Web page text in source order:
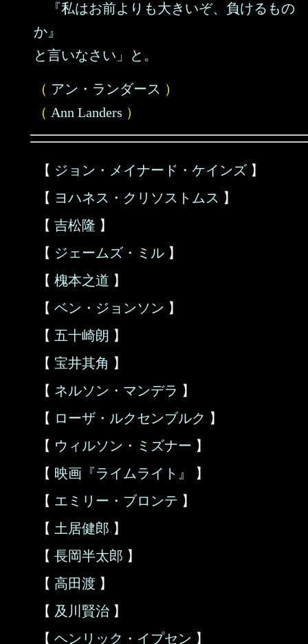
『私はお前よりも大きいぞ、負けるもの
か』
と言いなさい」と。
（ アン・ランダース ）
（ Ann Landers ）
【 ジョン・メイナード・ケインズ 】
【 ヨハネス・クリソストムス 】
【 吉松隆 】
【 ジェームズ・ミル 】
【 槐本之道 】
【 ベン・ジョンソン 】
【 五十崎朗 】
【 宝井其角 】
【 ネルソン・マンデラ 】
【 ローザ・ルクセンブルク 】
【 ウィルソン・ミズナー 】
【 映画『ライムライト』
】
【 エミリー・ブロンテ 】
【 土居健郎 】
【 長岡半太郎 】
【 高田渡 】
【 及川賢治 】
【 ヘンリック・イプセン 】